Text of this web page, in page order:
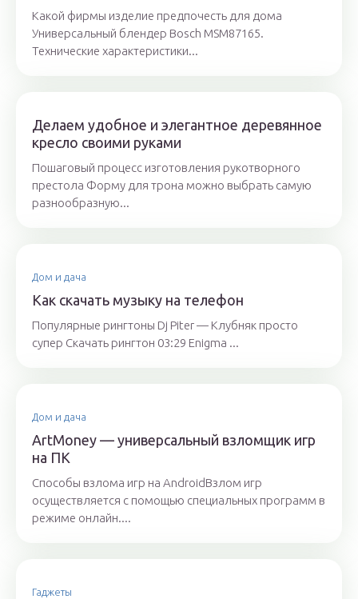
Какой фирмы изделие предпочесть для дома
Универсальный блендер Bosch MSM87165.
Технические характеристики...
Делаем удобное и элегантное деревянное
кресло своими руками
Пошаговый процесс изготовления рукотворного
престола Форму для трона можно выбрать самую
разнообразную...
Дом и дача
Как скачать музыку на телефон
Популярные рингтоны Dj Piter — Клубняк просто
супер Скачать рингтон 03:29 Enigma ...
Дом и дача
ArtMoney — универсальный взломщик игр
на ПК
Способы взлома игр на AndroidВзлом игр
осуществляется с помощью специальных программ в
режиме онлайн....
Гаджеты